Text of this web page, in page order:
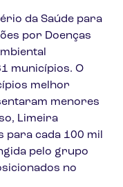
da Saúde para
por Doenças
municípios. O
melhor
menores
Limeira
para cada 100 mil
pelo grupo
no